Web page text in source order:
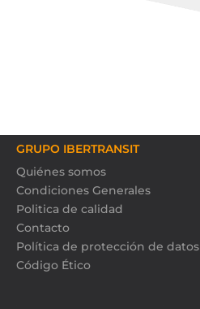
GRUPO IBERTRANSIT
Quiénes somos
Condiciones Generales
Politica de calidad
Contacto
Política de protección de datos
Código Ético